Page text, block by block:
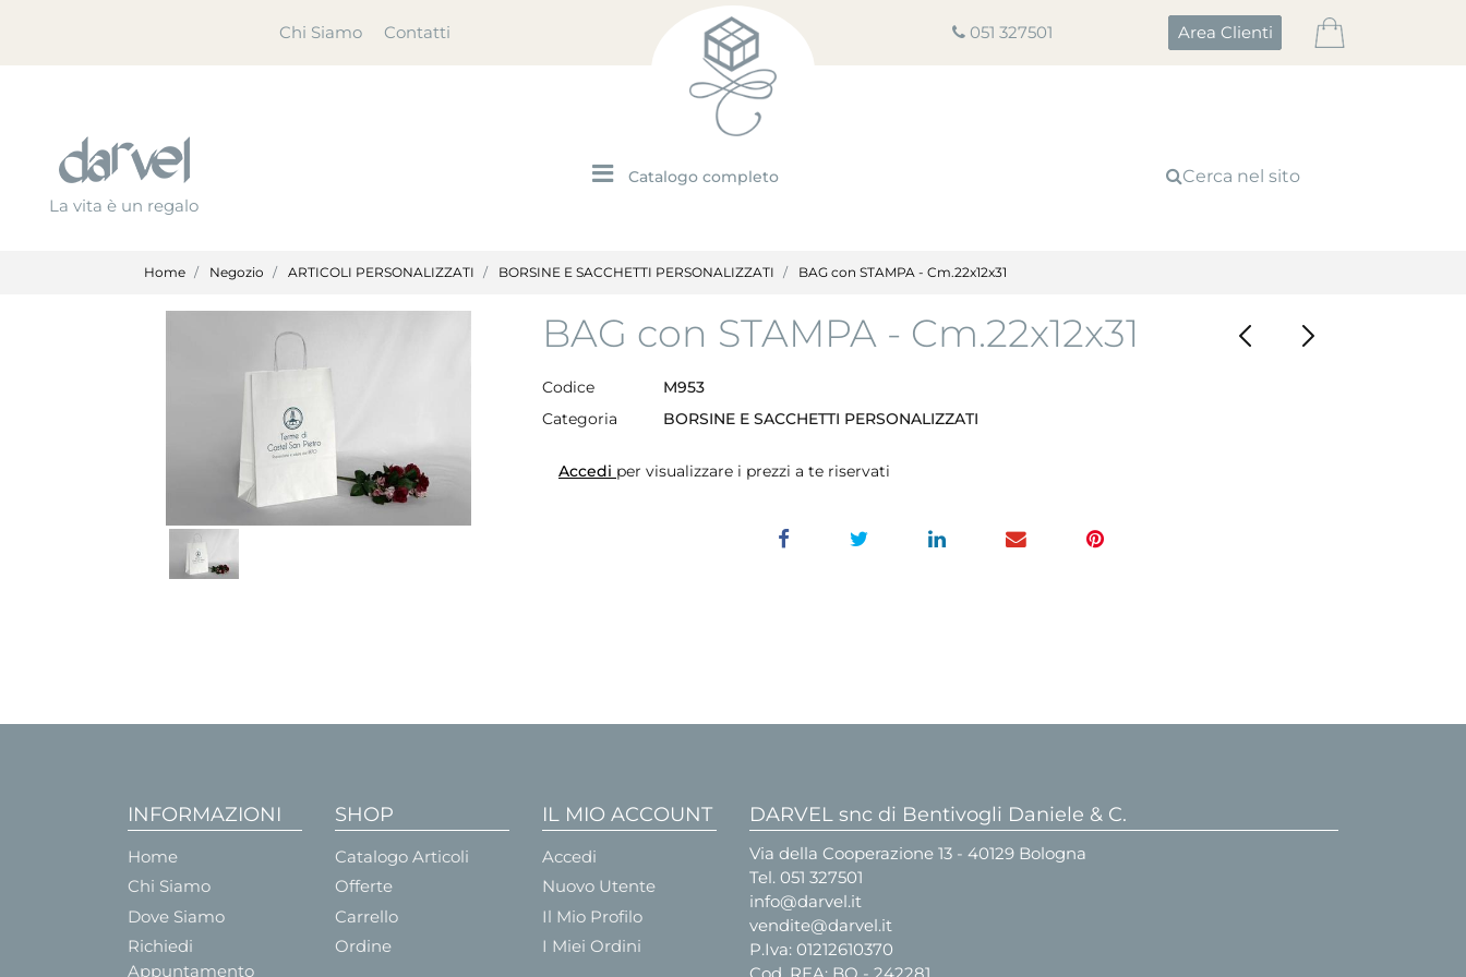
Chi Siamo Contatti 051 327501 Area Clienti
La vita è un regalo
Open menu Cerca nel sito
Home Negozio ARTICOLI PERSONALIZZATI BORSINE E SACCHETTI PERSONALIZZATI BAG con STAMPA - Cm.22x12x31
BAG con STAMPA - Cm.22x12x31
Codice
M953
Categoria
BORSINE E SACCHETTI PERSONALIZZATI
Accedi per visualizzare i prezzi a te riservati
INFORMAZIONI
Home
Chi Siamo
Dove Siamo
Richiedi
Appuntamento
SHOP
Catalogo Articoli
Offerte
Carrello
Ordine
IL MIO ACCOUNT
Accedi
Nuovo Utente
Il Mio Profilo
I Miei Ordini
DARVEL snc di Bentivogli Daniele & C.
Via della Cooperazione 13 - 40129 Bologna
Tel. 051 327501
info@darvel.it
vendite@darvel.it
P.Iva: 01212610370
Cod. REA: BO - 242281